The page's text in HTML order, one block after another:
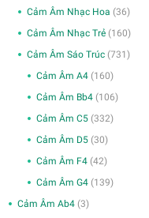
Cảm Âm Nhạc Hoa (36)
Cảm Âm Nhạc Trẻ (160)
Cảm Âm Sáo Trúc (731)
Cảm Âm A4 (160)
Cảm Âm Bb4 (106)
Cảm Âm C5 (332)
Cảm Âm D5 (30)
Cảm Âm F4 (42)
Cảm Âm G4 (139)
Cảm Âm Ab4 (3)